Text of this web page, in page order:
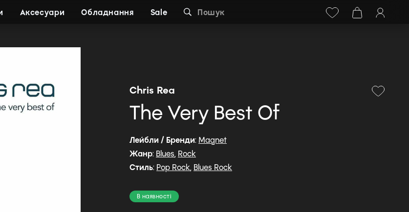
+38 (068) 778-40-38
Аксесуари Обладнання Sale Пошук
Chris Rea
The Very Best Of
Лейбли / Бренди: Magnet
Жанр: Blues, Rock
Стиль: Pop Rock, Blues Rock
В наявності